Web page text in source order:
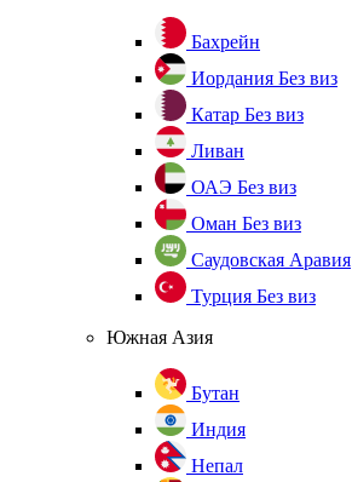
Бахрейн
Иордания Без виз
Катар Без виз
Ливан
ОАЭ Без виз
Оман Без виз
Саудовская Аравия
Турция Без виз
Южная Азия
Бутан
Индия
Непал